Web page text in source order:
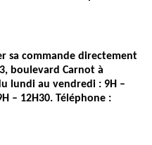
sa commande directement
boulevard Carnot à
lundi au vendredi : 9H –
– 12H30. Téléphone :